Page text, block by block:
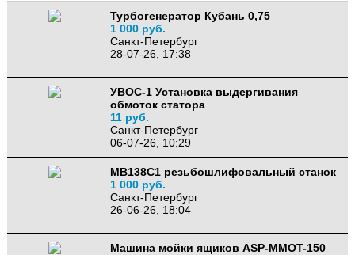
Турбогенератор Кубань 0,75
1 000 руб.
Санкт-Петербург
28-07-26, 17:38
УВОС-1 Установка выдергивания
обмоток статора
11 руб.
Санкт-Петербург
06-07-26, 10:29
МВ138С1 резьбошлифовальный станок
1 000 руб.
Санкт-Петербург
26-06-26, 18:04
Машина мойки ящиков ASP-MMOT-150